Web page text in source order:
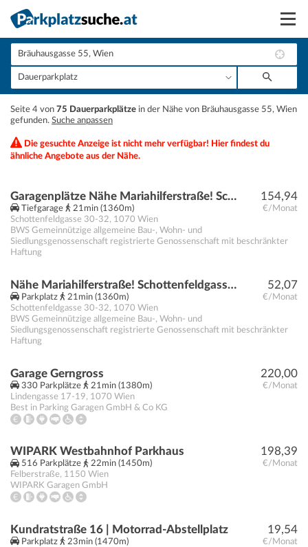
Suchen
Vermieten
Anmelden
Seite 4 von 75 Dauerparkplätze in der Nähe von Bräuhausgasse 55, Wien
gefunden. Suche anpassen
Die gesuchte Anzeige ist nicht mehr verfügbar! Hier findest du
ähnliche Angebote aus der Nähe.
154,94
€/Monat
Garagenplätze Nähe Mariahilferstraße! Schottenfeldgasse 30-32
Tiefgarage
21min (1360m)
Schottenfeldgasse 30-32, 1070 Wien
BWS Gemeinnützige allgemeine Bau-, Wohn- und
Siedlungsgenossenschaft registrierte Genossenschaft mit beschränkter
Haftung
52,07
€/Monat
Nähe Mariahilferstraße! Schottenfeldgasse 30-32 | Motorradplätze
Parkplatz
21min (1360m)
Schottenfeldgasse 30-32, 1070 Wien
BWS Gemeinnützige allgemeine Bau-, Wohn- und
Siedlungsgenossenschaft registrierte Genossenschaft mit beschränkter
Haftung
220,00
€/Monat
Garage Gerngross
330 Parkplätze
21min (1380m)
Lindengasse 17-19, 1070 Wien
Best in Parking Garagen GmbH & Co KG
198,39
€/Monat
WIPARK Westbahnhof Parkhaus
516 Parkplätze
22min (1450m)
Felberstraße, 1150 Wien
WIPARK Garagen GmbH
19,54
€/Monat
Kundratstraße 16 | Motorrad-Abstellplatz
Parkplatz
23min (1470m)
+
−